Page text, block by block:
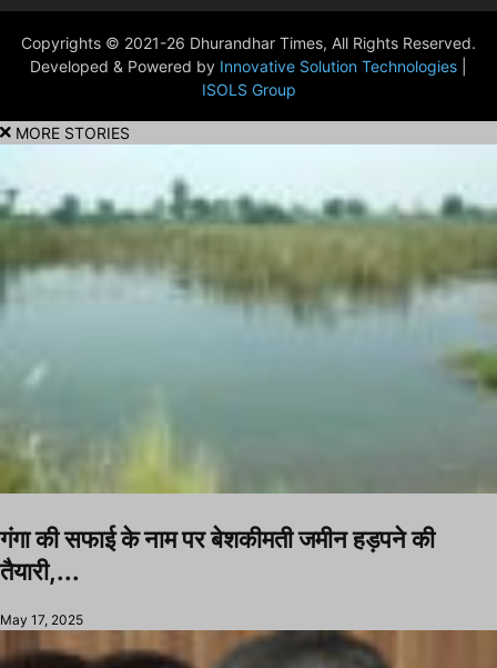
Copyrights © 2021-26 Dhurandhar Times, All Rights Reserved.
Developed & Powered by Innovative Solution Technologies
ISOLS Group
MORE STORIES
गंगा की सफाई के नाम पर बेशकीमती जमीन हड़पने की
तैयारी,...
May 17, 2025